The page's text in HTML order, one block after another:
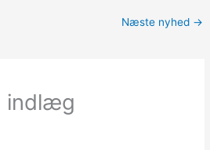
Næste nyhed →
indlæg